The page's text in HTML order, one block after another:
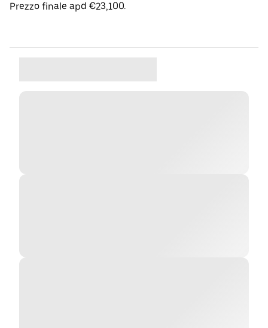
Prezzo finale apd €23,100.